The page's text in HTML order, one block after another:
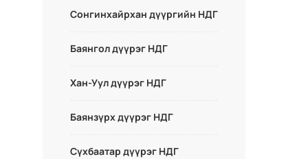
Сонгинхайрхан дүүргийн НДГ
Баянгол дүүрэг НДГ
Хан-Уул дүүрэг НДГ
Баянзүрх дүүрэг НДГ
Сүхбаатар дүүрэг НДГ